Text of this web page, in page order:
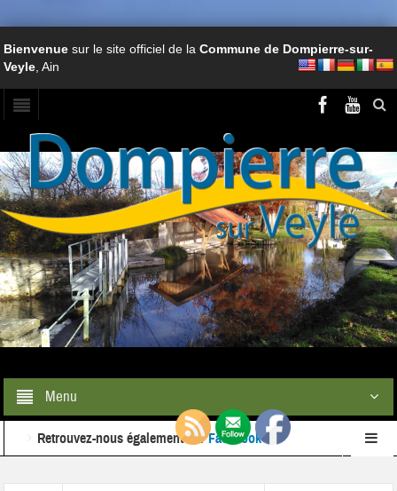
Bienvenuesur le site officiel de laCommune de Dompierre-sur-
Veyle , Ain
Menu
Retrouvez-nous également surFacebook